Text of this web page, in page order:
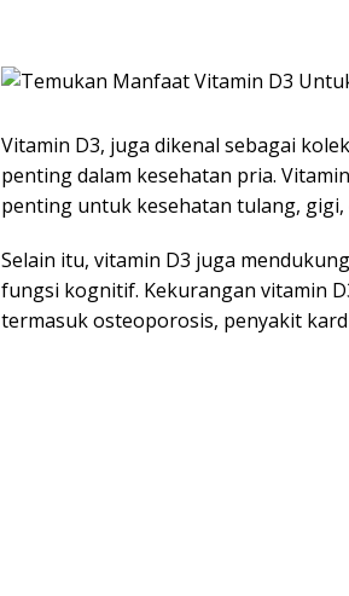
Vitamin D3, juga dikenal sebagai
penting dalam kesehatan pria.
penting untuk kesehatan tulang, gigi,
Selain itu, vitamin D3 juga
fungsi kognitif. Kekurangan vitamin
termasuk osteoporosis, penyakit